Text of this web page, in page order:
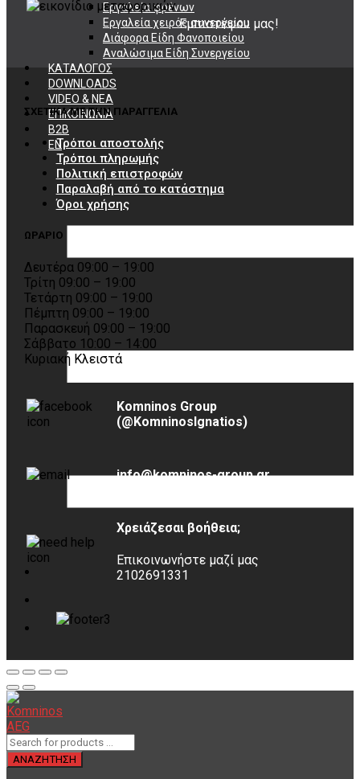
Εργαλεία φρένων
Εργαλεία χειρός συνεργείου
Διάφορα Είδη Φανοποιείου
Αναλώσιμα Είδη Συνεργείου
ΚΑΤΑΛΟΓΟΣ
DOWNLOADS
VIDEO & ΝΕΑ
ΕΠΙΚΟΙΝΩΝΙΑ
B2B
ΕΝ
Εμπιστέψου μας!
ΣΧΕΤΙΚΑ ΜΕ ΤΗΝ ΠΑΡΑΓΓΕΛΙΑ
Τρόποι αποστολής
Τρόποι πληρωμής
Πολιτική επιστροφών
Παραλαβή από το κατάστημα
Όροι χρήσης
ΩΡΑΡΙΟ
Δευτέρα 09:00 – 19:00
Τρίτη 09:00 – 19:00
Τετάρτη 09:00 – 19:00
Πέμπτη 09:00 – 19:00
Παρασκευή 09:00 – 19:00
Σάββατο 10:00 – 14:00
Κυριακή Κλειστά
Komninos Group
(@KomninosIgnatios)
info@komninos-group.gr
Χρειάζεσαι βοήθεια;
Επικοινωνήστε μαζί μας
2102691331